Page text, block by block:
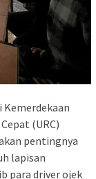
(URC)
pentingnya
lapisan
para driver ojek